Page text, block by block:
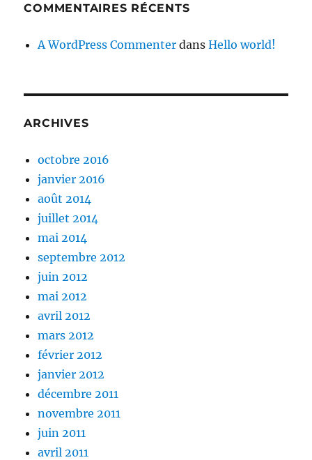
COMMENTAIRES RÉCENTS
A WordPress Commenter dansHello world!
ARCHIVES
octobre 2016
janvier 2016
août 2014
juillet 2014
mai 2014
septembre 2012
juin 2012
mai 2012
avril 2012
mars 2012
février 2012
janvier 2012
décembre 2011
novembre 2011
juin 2011
avril 2011